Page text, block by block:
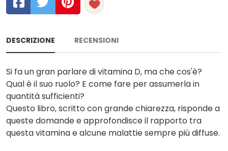
DESCRIZIONE RECENSIONI
Si fa un gran parlare di vitamina D, ma che cos'è?
Qual è il suo ruolo? E come fare per assumerla in
quantità sufficienti?
Questo libro, scritto con grande chiarezza, risponde a
queste domande e approfondisce il rapporto tra
questa vitamina e alcune malattie sempre più diffuse.